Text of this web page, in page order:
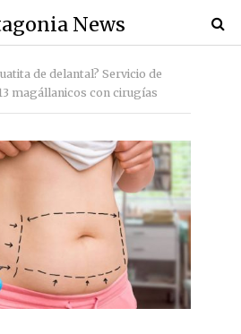
de delantal? Servicio de
magállanicos con cirugías